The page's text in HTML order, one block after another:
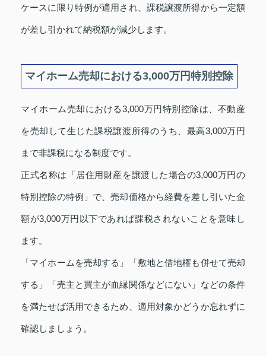
ケースに限り特例が適用され、課税譲渡所得から一定額
が差し引かれて納税額が減少します。
マイホーム売却における3,000万円特別控除
マイホーム売却における3,000万円特別控除は、不動産
を売却して生じた課税譲渡所得のうち、最高3,000万円
まで非課税になる制度です。
正式名称は「居住用財産を譲渡した場合の3,000万円の
特別控除の特例」で、売却価格から経費を差し引いた金
額が3,000万円以下であれば課税されないことを意味し
ます。
「マイホームを売却する」「敷地と借地権も併せて売却
する」「売主と買主が血縁関係などにない」などの条件
を満たせば活用できるため、適用対象かどうか忘れずに
確認しましょう。